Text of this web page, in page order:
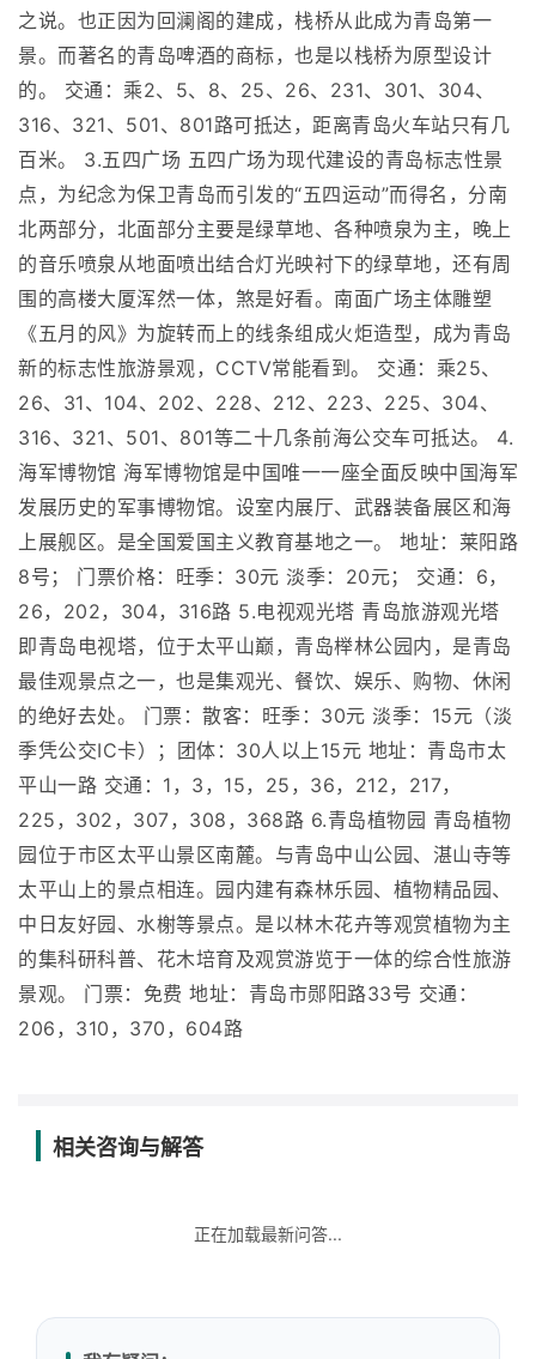
之说。也正因为回澜阁的建成，栈桥从此成为青岛第一
景。而著名的青岛啤酒的商标，也是以栈桥为原型设计
的。 交通：乘2、5、8、25、26、231、301、304、
316、321、501、801路可抵达，距离青岛火车站只有几
百米。 3.五四广场 五四广场为现代建设的青岛标志性景
点，为纪念为保卫青岛而引发的“五四运动”而得名，分南
北两部分，北面部分主要是绿草地、各种喷泉为主，晚上
的音乐喷泉从地面喷出结合灯光映衬下的绿草地，还有周
围的高楼大厦浑然一体，煞是好看。南面广场主体雕塑
《五月的风》为旋转而上的线条组成火炬造型，成为青岛
新的标志性旅游景观，CCTV常能看到。 交通：乘25、
26、31、104、202、228、212、223、225、304、
316、321、501、801等二十几条前海公交车可抵达。 4.
海军博物馆 海军博物馆是中国唯一一座全面反映中国海军
发展历史的军事博物馆。设室内展厅、武器装备展区和海
上展舰区。是全国爱国主义教育基地之一。 地址：莱阳路
8号； 门票价格：旺季：30元 淡季：20元； 交通：6，
26，202，304，316路 5.电视观光塔 青岛旅游观光塔
即青岛电视塔，位于太平山巅，青岛榉林公园内，是青岛
最佳观景点之一，也是集观光、餐饮、娱乐、购物、休闲
的绝好去处。 门票：散客：旺季：30元 淡季：15元（淡
季凭公交IC卡）；团体：30人以上15元 地址：青岛市太
平山一路 交通：1，3，15，25，36，212，217，
225，302，307，308，368路 6.青岛植物园 青岛植物
园位于市区太平山景区南麓。与青岛中山公园、湛山寺等
太平山上的景点相连。园内建有森林乐园、植物精品园、
中日友好园、水榭等景点。是以林木花卉等观赏植物为主
的集科研科普、花木培育及观赏游览于一体的综合性旅游
景观。 门票：免费 地址：青岛市郧阳路33号 交通：
206，310，370，604路
相关咨询与解答
正在加载最新问答...